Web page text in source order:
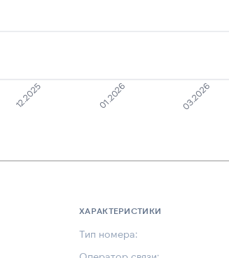
12.2025 01.2026 03.2026
ХАРАКТЕРИСТИКИ
Тип номера: